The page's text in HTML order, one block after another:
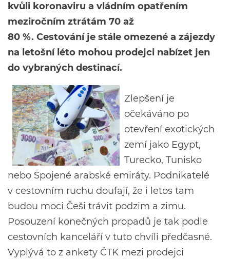
kvůli koronaviru a vládním opatřením
meziročním ztrátám 70 až
80 %. Cestování je stále omezené a zájezdy
na letošní léto mohou prodejci nabízet jen
do vybraných destinací.
Zlepšení je
očekáváno po
otevření exotických
zemí jako Egypt,
Turecko, Tunisko
nebo Spojené arabské emiráty. Podnikatelé
v cestovním ruchu doufají, že i letos tam
budou moci Češi trávit podzim a zimu.
Posouzení konečných propadů je tak podle
cestovních kanceláří v tuto chvíli předčasné.
Vyplývá to z ankety ČTK mezi prodejci